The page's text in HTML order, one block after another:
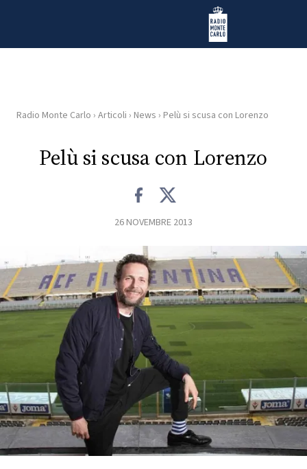
Radio Monte Carlo
HOME
RADIO
PLAYLIST
NEWS
FOTO
CONCORSI
EVENTI
VIDEO
Radio Monte Carlo › Articoli › News › Pelù si scusa con Lorenzo
Pelù si scusa con Lorenzo
26 NOVEMBRE 2013